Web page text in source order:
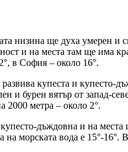
низина ще духа умерен и
и на места там ще има
в София – около 16°.
купеста и купесто-
бурен вятър от запад-
2000 метра – около 2°.
дъждовна и на
морската вода е 15°-16°.